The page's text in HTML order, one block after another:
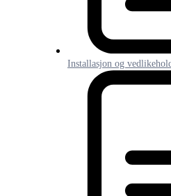
Installasjon og